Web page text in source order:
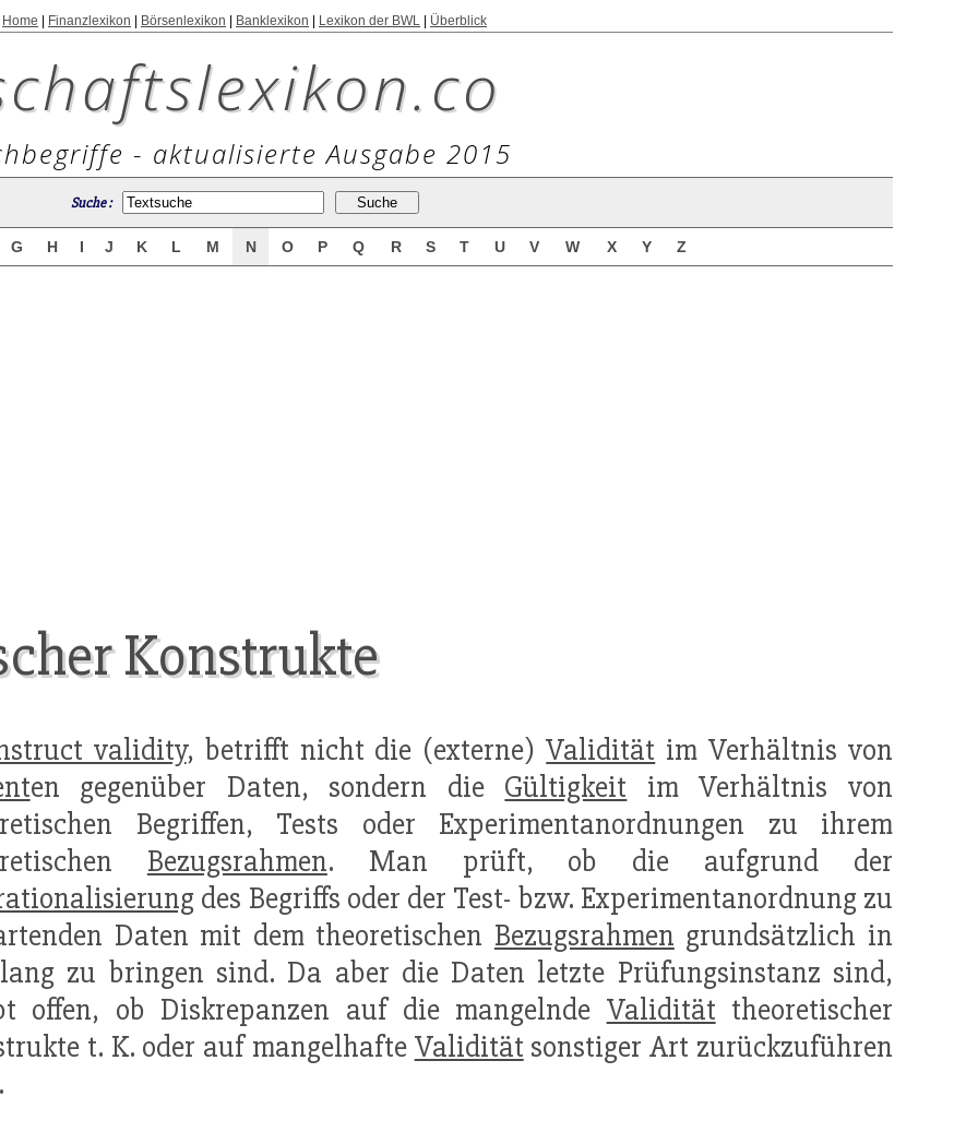
Home Finanzlexikon Börsenlexikon Banklexikon Lexikon der BWL Überblick
- aktualisierte Ausgabe 2015
Suche :
G H I J K L M N O P Q R S T U V W X Y Z
Konstrukte
validity, betrifft nicht die (externe)Validität im Verhältnis von
en gegenüber Daten, sondern die Gültigkeit im Verhältnis von
Begriffen, Tests oder Experimentanordnungen zu ihrem
Bezugsrahmen. Man prüft, ob die aufgrund der
des Begriffs oder der Test- bzw. Experimentanordnung zu
Daten mit dem theoretischen Bezugsrahmen grundsätzlich in
zu bringen sind. Da aber die Daten letzte Prüfungsinstanz sind,
offen, ob Diskrepanzen auf die mangelnde Validität theoretischer
t. K. oder auf mangelhafte Validität sonstiger Art zurückzuführen